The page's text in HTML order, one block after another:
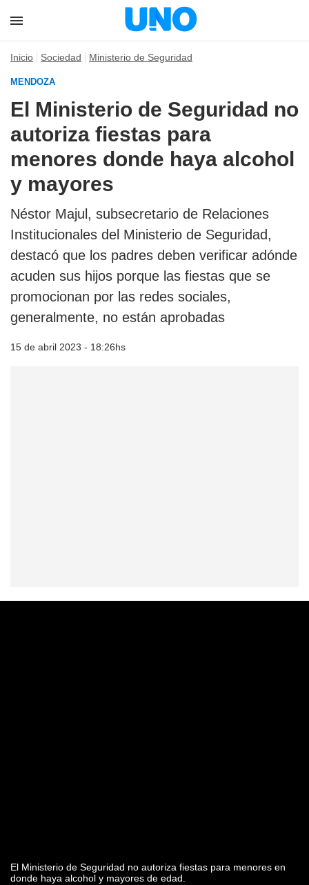
Inicio Sociedad Ministerio de Seguridad
MENDOZA
El Ministerio de Seguridad no
autoriza fiestas para
menores donde haya alcohol
y mayores
Néstor Majul, subsecretario de Relaciones
Institucionales del Ministerio de Seguridad,
destacó que los padres deben verificar adónde
acuden sus hijos porque las fiestas que se
promocionan por las redes sociales,
generalmente, no están aprobadas
15 de abril 2023 - 18:26hs
El Ministerio de Seguridad no autoriza fiestas para menores en
donde haya alcohol y mayores de edad.